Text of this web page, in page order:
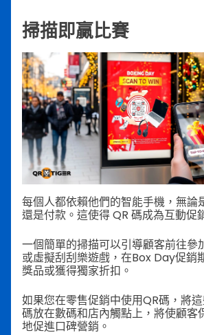
掃描即贏比賽
每個人都依賴他們的智能手機，無論
還是付款。這使得 QR 碼成為互動促
一個簡單的掃描可以引導顧客前往參
或虛擬刮刮樂遊戲，在Box Day促銷
獎品或獲得獨家折扣。
如果您在零售促銷中使用QR碼，將
碼放在數碼和店內觸點上，將使顧客
地促進口碑營銷。